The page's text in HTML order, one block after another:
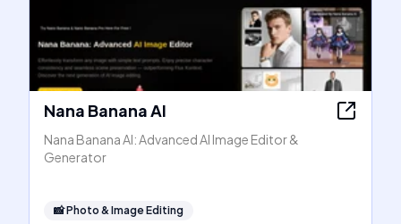
Nana Banana AI
Nana Banana AI: Advanced AI Image Editor &
Generator
📸Photo & Image Editing